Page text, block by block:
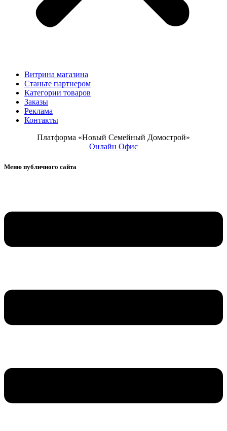
Витрина магазина
Станьте партнером
Категории товаров
Заказы
Реклама
Контакты
Платформа «Новый Семейный Домострой»
Онлайн Офис
Меню публичного сайта